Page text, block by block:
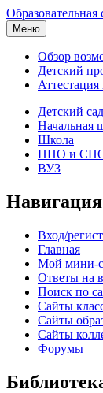
Образовательная
Меню
Обзор
Детский
Детский сад
Начальная
Школа
НПО и
ВУЗ
Навигация
Вход/
Главная
Мой мини-
Ответы на
Поиск по
Сайты
Сайты
Сайты
Форумы